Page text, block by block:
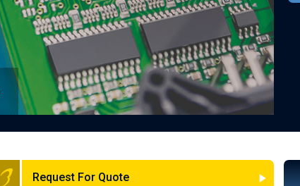
Request For Quote